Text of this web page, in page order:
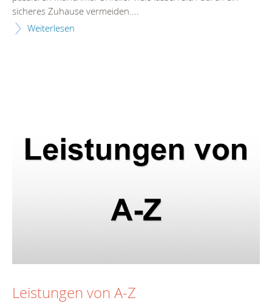
sicheres Zuhause vermeiden....
Weiterlesen
Leistungen von A-Z